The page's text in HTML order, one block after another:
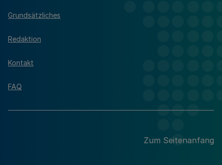
Grundsätzliches
Redaktion
Kontakt
FAQ
Zum Seitenanfang